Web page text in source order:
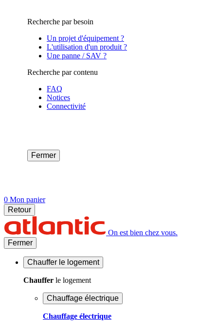
Recherche par besoin
Un projet d'équipement ?
L'utilisation d'un produit ?
Une panne / SAV ?
Recherche par contenu
FAQ
Notices
Connectivité
Fermer
0 Mon panier
Retour
On est bien chez vous.
Fermer
Chauffer le logement
Chauffer le logement
Chauffage électrique
Chauffage électrique